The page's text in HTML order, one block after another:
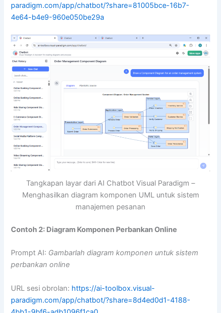
paradigm.com/app/chatbot/?share=81005bce-16b7-
4e64-b4e9-960e050be29a
Tangkapan layar dari AI Chatbot Visual Paradigm –
Menghasilkan diagram komponen UML untuk sistem
manajemen pesanan
Contoh 2: Diagram Komponen Perbankan Online
Prompt AI: Gambarlah diagram komponen untuk sistem
perbankan online
URL sesi obrolan: https://ai-toolbox.visual-
paradigm.com/app/chatbot/?share=8d4ed0d1-4188-